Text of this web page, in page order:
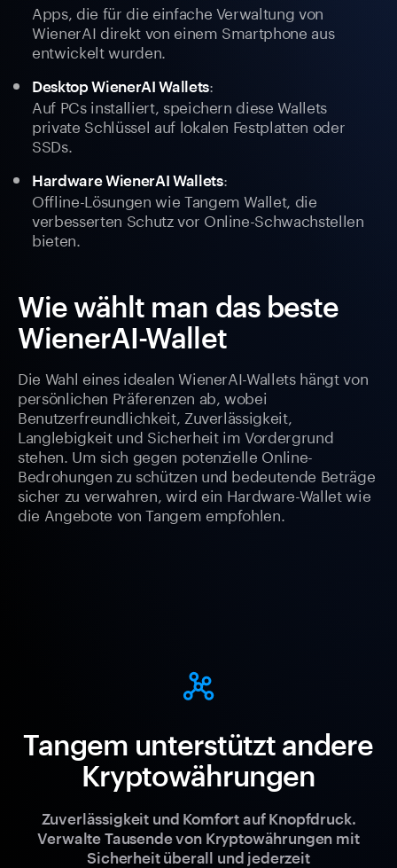
Apps, die für die einfache Verwaltung von
WienerAI direkt von einem Smartphone aus
entwickelt wurden.
Desktop WienerAI Wallets:
Auf PCs installiert, speichern diese Wallets
private Schlüssel auf lokalen Festplatten oder
SSDs.
Hardware WienerAI Wallets:
Offline-Lösungen wie Tangem Wallet, die
verbesserten Schutz vor Online-Schwachstellen
bieten.
Wie wählt man das beste
WienerAI-Wallet
Die Wahl eines idealen WienerAI-Wallets hängt von
persönlichen Präferenzen ab, wobei
Benutzerfreundlichkeit, Zuverlässigkeit,
Langlebigkeit und Sicherheit im Vordergrund
stehen. Um sich gegen potenzielle Online-
Bedrohungen zu schützen und bedeutende Beträge
sicher zu verwahren, wird ein Hardware-Wallet wie
die Angebote von Tangem empfohlen.
Tangem unterstützt andere
Kryptowährungen
Zuverlässigkeit und Komfort auf Knopfdruck.
Verwalte Tausende von Kryptowährungen mit
Sicherheit überall und jederzeit